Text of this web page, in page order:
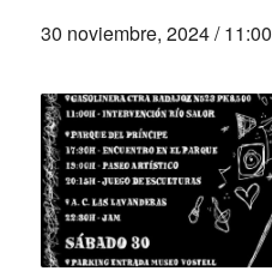
30 noviembre, 2024 / 11:00